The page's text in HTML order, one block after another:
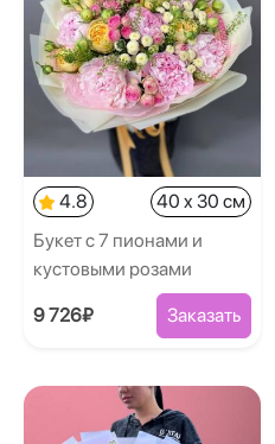
4.8
40 x 30 см
Букет с 7 пионами и
кустовыми розами
9 726₽ Заказать